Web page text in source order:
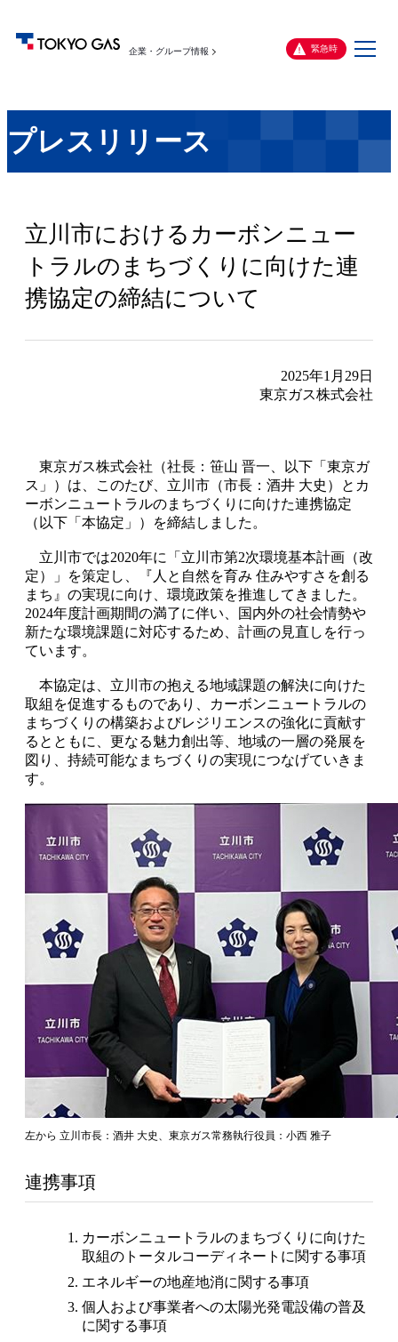
企業・グループ情報 緊急時
メ
プレスリリース
立川市におけるカーボンニュー
トラルのまちづくりに向けた連
携協定の締結について
2025年1月29日
東京ガス株式会社
東京ガス株式会社（社長：笹山 晋一、以下「東京ガ
ス」）は、このたび、立川市（市長：酒井 大史）とカ
ーボンニュートラルのまちづくりに向けた連携協定
（以下「本協定」）を締結しました。
立川市では2020年に「立川市第2次環境基本計画（改
定）」を策定し、『人と自然を育み 住みやすさを創る
まち』の実現に向け、環境政策を推進してきました。
2024年度計画期間の満了に伴い、国内外の社会情勢や
新たな環境課題に対応するため、計画の見直しを行っ
ています。
本協定は、立川市の抱える地域課題の解決に向けた
取組を促進するものであり、カーボンニュートラルの
まちづくりの構築およびレジリエンスの強化に貢献す
るとともに、更なる魅力創出等、地域の一層の発展を
図り、持続可能なまちづくりの実現につなげていきま
す。
左から 立川市長：酒井 大史、東京ガス常務執行役員：小西 雅子
連携事項
カーボンニュートラルのまちづくりに向けた
取組のトータルコーディネートに関する事項
エネルギーの地産地消に関する事項
個人および事業者への太陽光発電設備の普及
に関する事項